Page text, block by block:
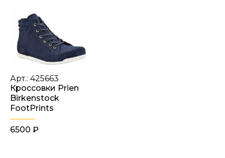
Арт.: 425663
Кроссовки Prien
Birkenstock
FootPrints
6500 ₽